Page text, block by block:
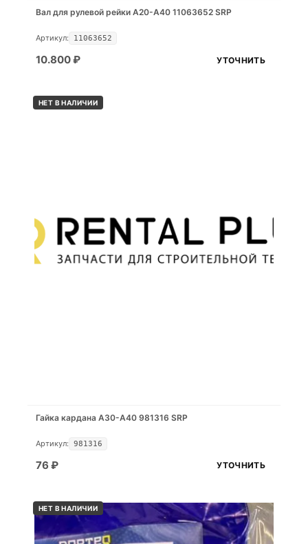
Вал для рулевой рейки A20-A40 11063652 SRP
Артикул: 11063652
10.800₽ УТОЧНИТЬ
НЕТ В НАЛИЧИИ
Гайка кардана A30-A40 981316 SRP
Артикул: 981316
76 ₽ УТОЧНИТЬ
НЕТ В НАЛИЧИИ